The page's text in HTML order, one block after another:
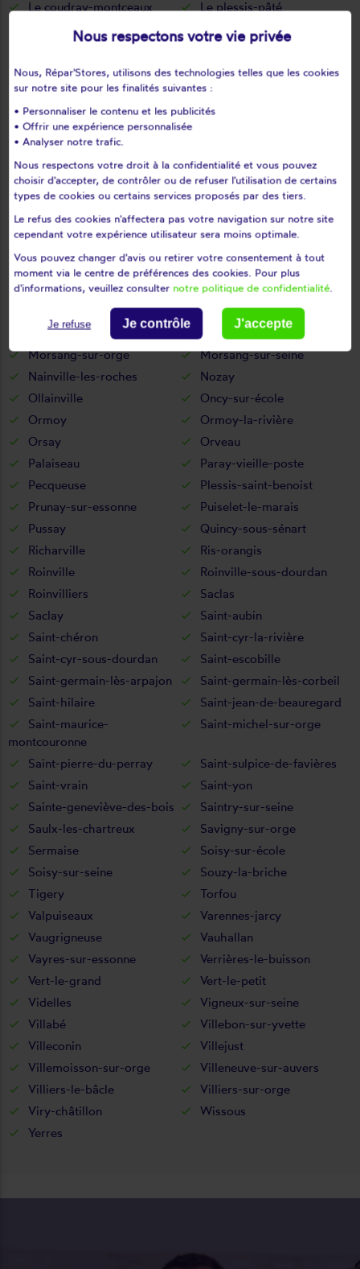
Le coudray-montceaux
Le plessis-pâté
Le val-saint-germain
Les granges-le-roi
Leudeville
Leuville-sur-orge
Limours
Limours en hurepoix
Linas
Lisses
Longjumeau
Marcoussis
Marolles-en-beauce
Marolles-en-hurepoix
Massy
Mauchamps
Mennecy
Méréville
Milly-la-forêt
Moigny-sur-école
Mondeville
Monnerville
Montlhéry
Morangis
Morigny-champigny
Morsang-sur-orge
Morsang-sur-seine
Nainville-les-roches
Nozay
Ollainville
Oncy-sur-école
Ormoy
Ormoy-la-rivière
Orsay
Orveau
Palaiseau
Paray-vieille-poste
Pecqueuse
Plessis-saint-benoist
Prunay-sur-essonne
Puiselet-le-marais
Pussay
Quincy-sous-sénart
Richarville
Ris-orangis
Roinville
Roinville-sous-dourdan
Roinvilliers
Saclas
Saclay
Saint-aubin
Saint-chéron
Saint-cyr-la-rivière
Saint-cyr-sous-dourdan
Saint-escobille
Saint-germain-lès-arpajon
Saint-germain-lès-corbeil
Saint-hilaire
Saint-jean-de-beauregard
Saint-maurice-
montcouronne
Saint-michel-sur-orge
Saint-pierre-du-perray
Saint-sulpice-de-favières
Saint-vrain
Saint-yon
Sainte-geneviève-des-bois
Saintry-sur-seine
Saulx-les-chartreux
Savigny-sur-orge
Sermaise
Soisy-sur-école
Soisy-sur-seine
Souzy-la-briche
Tigery
Torfou
Valpuiseaux
Varennes-jarcy
Vaugrigneuse
Vauhallan
Vayres-sur-essonne
Verrières-le-buisson
Vert-le-grand
Vert-le-petit
Videlles
Vigneux-sur-seine
Villabé
Villebon-sur-yvette
Villeconin
Villejust
Villemoisson-sur-orge
Villeneuve-sur-auvers
Villiers-le-bâcle
Villiers-sur-orge
Viry-châtillon
Wissous
Yerres
Nous respectons votre vie privée
Nous, Répar'Stores, utilisons des technologies telles que les cookies
sur notre site pour les finalités suivantes :
• Personnaliser le contenu et les publicités
• Offrir une expérience personnalisée
• Analyser notre trafic.
Nous respectons votre droit à la confidentialité et vous pouvez
choisir d'accepter, de contrôler ou de refuser l'utilisation de certains
types de cookies ou certains services proposés par des tiers.
Le refus des cookies n'affectera pas votre navigation sur notre site
cependant votre expérience utilisateur sera moins optimale.
Vous pouvez changer d'avis ou retirer votre consentement à tout
moment via le centre de préférences des cookies. Pour plus
d'informations, veuillez consulter notre politique de confidentialité.
Je refuse Je contrôle J'accepte